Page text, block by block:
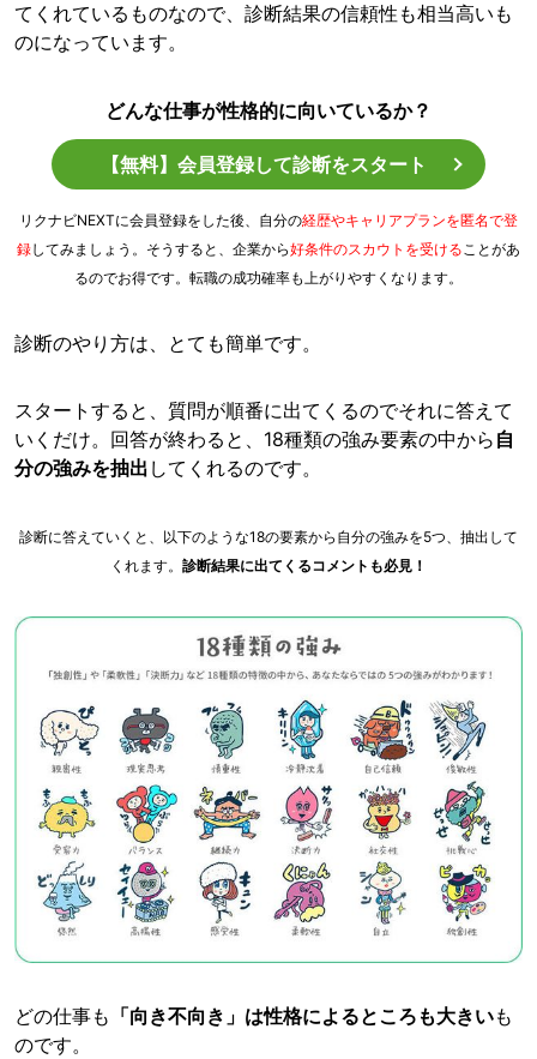
てくれているものなので、診断結果の信頼性も相当高いも
のになっています。
どんな仕事が性格的に向いているか？
【無料】会員登録して診断をスタート
リクナビNEXTに会員登録をした後、自分の経歴やキャリアプランを匿名で登
録してみましょう。そうすると、企業から好条件のスカウトを受けることがあ
るのでお得です。転職の成功確率も上がりやすくなります。
診断のやり方は、とても簡単です。
スタートすると、質問が順番に出てくるのでそれに答えて
いくだけ。回答が終わると、18種類の強み要素の中から 自
分の強みを抽出 してくれるのです。
診断に答えていくと、以下のような18の要素から自分の強みを5つ、抽出して
くれます。 診断結果に出てくるコメントも必見！
どの仕事も 「向き不向き」は性格によるところも大きいも
のです。